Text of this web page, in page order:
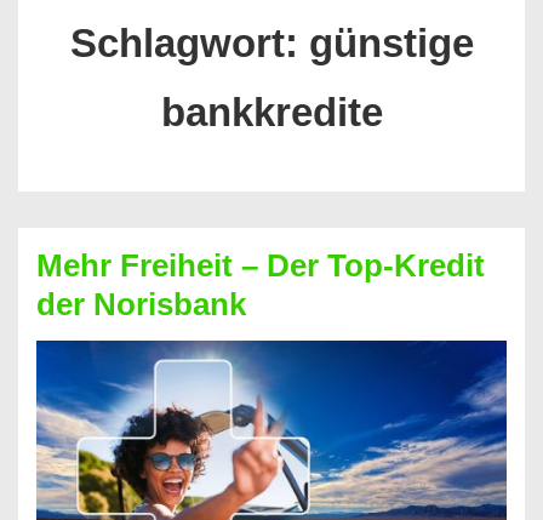
Schlagwort: günstige
bankkredite
Mehr Freiheit – Der Top-Kredit
der Norisbank